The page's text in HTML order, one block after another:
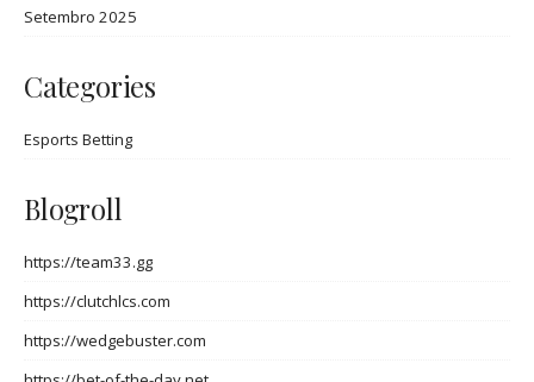
Setembro 2025
Categories
Esports Betting
Blogroll
https://team33.gg
https://clutchlcs.com
https://wedgebuster.com